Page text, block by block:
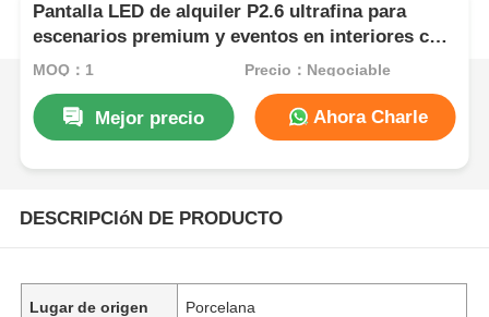
Pantalla LED de alquiler P2.6 ultrafina para
escenarios premium y eventos en interiores con
imágenes cristalinas
MOQ：1 Precio：Negociable
Mejor precio Ahora Charle
DESCRIPCIóN DE PRODUCTO
Lugar de origen Porcelana